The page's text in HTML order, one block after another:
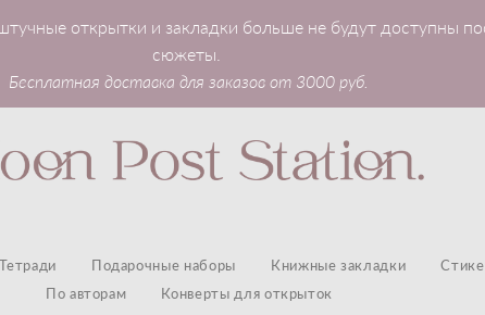
открытки и закладки больше не будут доступны
сюжеты.
Бесплатная доставка для заказов от 3000 руб.
Тетради Подарочные наборы Книжные закладки
По авторам
Конверты для открыток